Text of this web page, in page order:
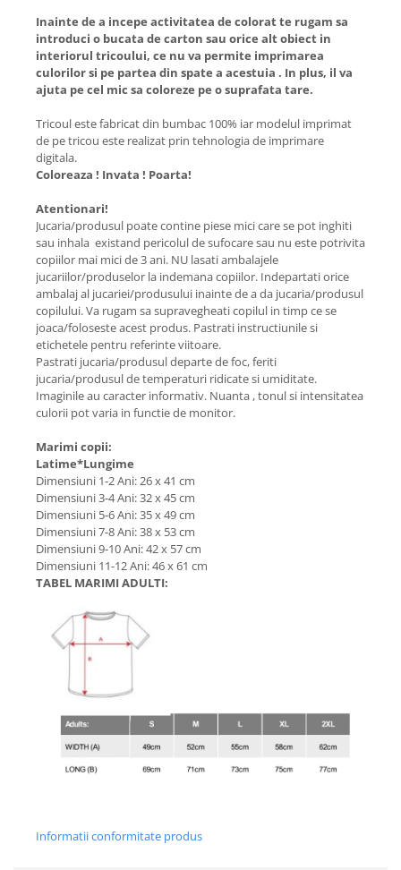
Inainte de a incepe activitatea de colorat te rugam sa
introduci o bucata de carton sau orice alt obiect in
interiorul tricoului, ce nu va permite imprimarea
culorilor si pe partea din spate a acestuia . In plus, il va
ajuta pe cel mic sa coloreze pe o suprafata tare.
Tricoul este fabricat din bumbac 100% iar modelul imprimat
de pe tricou este realizat prin tehnologia de imprimare
digitala.
Coloreaza ! Invata ! Poarta!
Atentionari!
Jucaria/produsul poate contine piese mici care se pot inghiti
sau inhala existand pericolul de sufocare sau nu este potrivita
copiilor mai mici de 3 ani. NU lasati ambalajele
jucariilor/produselor la indemana copiilor. Indepartati orice
ambalaj al jucariei/produsului inainte de a da jucaria/produsul
copilului. Va rugam sa supravegheati copilul in timp ce se
joaca/foloseste acest produs. Pastrati instructiunile si
etichetele pentru referinte viitoare.
Pastrati jucaria/produsul departe de foc, feriti
jucaria/produsul de temperaturi ridicate si umiditate.
Imaginile au caracter informativ. Nuanta , tonul si intensitatea
culorii pot varia in functie de monitor.
Marimi copii:
Latime*Lungime
Dimensiuni 1-2 Ani: 26 x 41 cm
Dimensiuni 3-4 Ani: 32 x 45 cm
Dimensiuni 5-6 Ani: 35 x 49 cm
Dimensiuni 7-8 Ani: 38 x 53 cm
Dimensiuni 9-10 Ani: 42 x 57 cm
Dimensiuni 11-12 Ani: 46 x 61 cm
TABEL MARIMI ADULTI:
Informatii conformitate produs